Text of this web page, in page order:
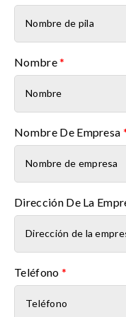
Nombre*
Nombre De Empresa
Dirección De La
Teléfono *